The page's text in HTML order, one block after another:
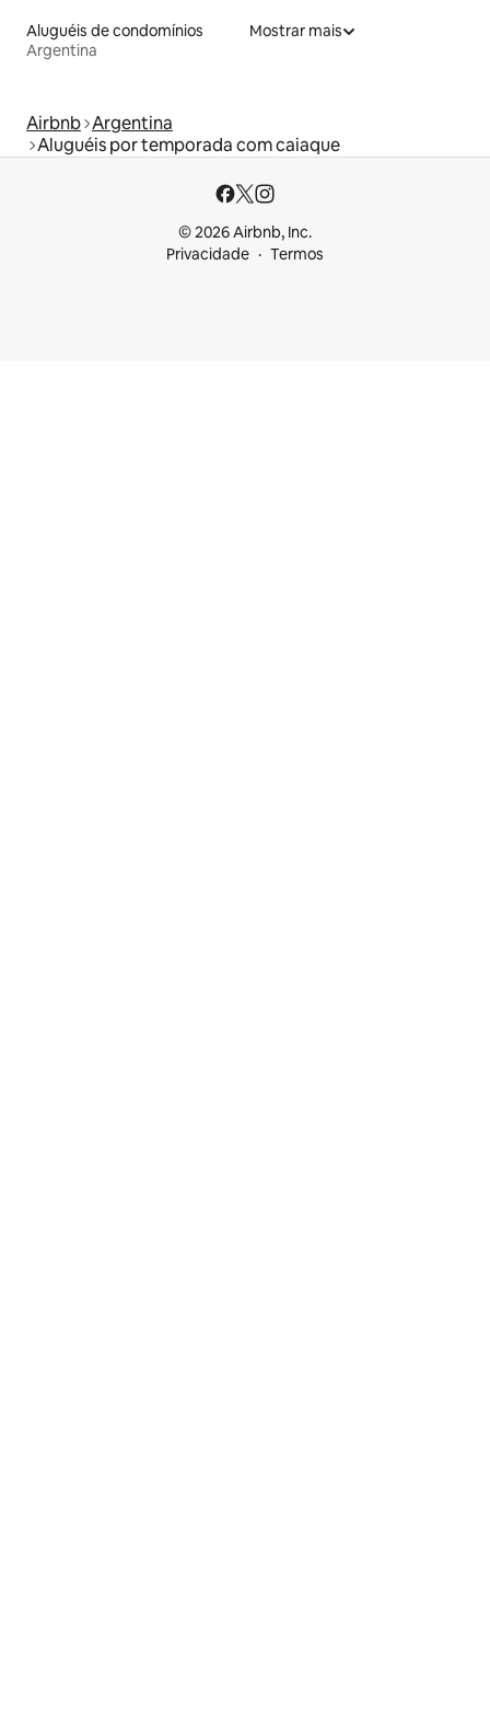
Aluguéis de condomínios
Argentina
Mostrar mais
Airbnb Argentina
Aluguéis por temporada com caiaque
© 2026 Airbnb, Inc.
Privacidade
Termos